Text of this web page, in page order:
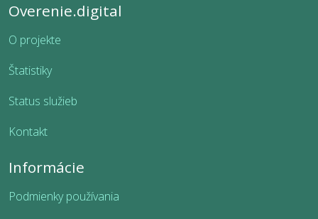
Overenie.digital
O projekte
Štatistiky
Status služieb
Kontakt
Informácie
Podmienky používania